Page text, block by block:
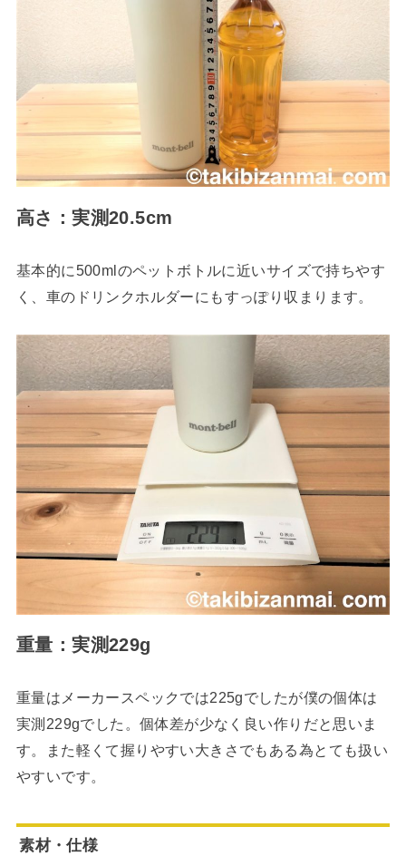
高さ：実測20.5cm
基本的に500mlのペットボトルに近いサイズで持ちやす
く、車のドリンクホルダーにもすっぽり収まります。
重量：実測229g
重量はメーカースペックでは225gでしたが僕の個体は
実測229gでした。個体差が少なく良い作りだと思いま
す。また軽くて握りやすい大きさでもある為とても扱い
やすいです。
素材・仕様